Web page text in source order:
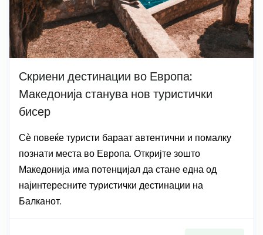
Скриени дестинации во Европа:
Македонија станува нов туристички
бисер
Сѐ повеќе туристи бараат автентични и помалку
познати места во Европа. Откријте зошто
Македонија има потенцијал да стане една од
најинтересните туристички дестинации на
Балканот.